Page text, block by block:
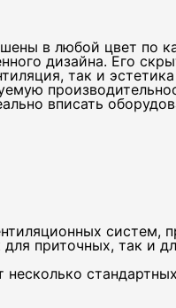
в любой цвет по
дизайна. Его
так и эстетика
вписать
систем,
приточных, так и